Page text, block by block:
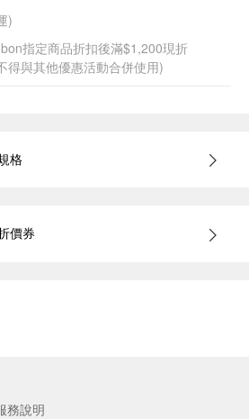
)
指定商品折扣後滿$1,200現折
得與其他優惠活動合併使用)
格
價券
務說明